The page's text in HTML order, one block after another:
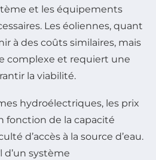
et les équipements
Les éoliennes, quant
à des coûts similaires, mais
complexe et requiert une
la viabilité.
hydroélectriques, les prix
fonction de la capacité
d’accès à la source d’eau.
système